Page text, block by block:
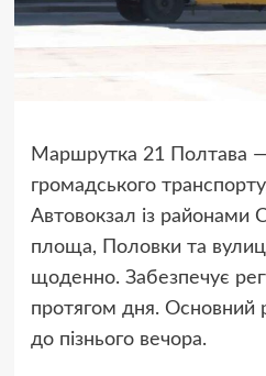
Маршрутка 21 Полтава
громадського
Автовокзал із районами
площа, Половки та
щоденно. Забезпечує
протягом дня. Основний
до пізнього вечора.